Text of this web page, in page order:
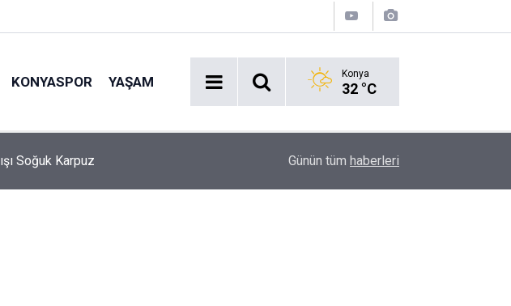
KONYASPOR YAŞAM Konya
32 °C
Günün tüm haberleri